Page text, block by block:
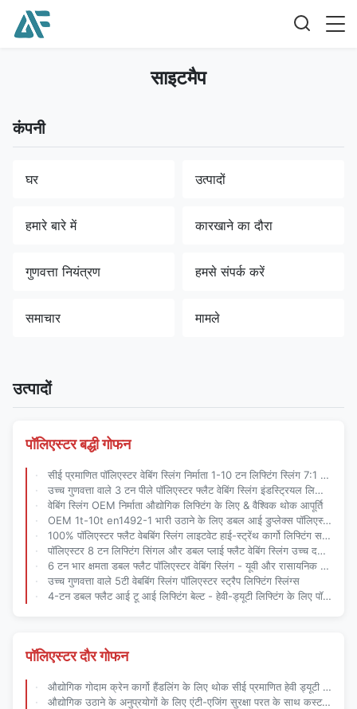
साइटमैप
कंपनी
घर उत्पादों
हमारे बारे में कारखाने का दौरा
गुणवत्ता नियंत्रण हमसे संपर्क करें
समाचार मामले
उत्पादों
पॉलिएस्टर बद्धी गोफन
सीई प्रमाणित पॉलिएस्टर वेबिंग स्लिंग निर्माता 1-10 टन लिफ्टिंग स्लिंग 7:1 सुरक्षा कारक के साथ
उच्च गुणवत्ता वाले 3 टन पीले पॉलिएस्टर फ्लैट वेबिंग स्लिंग इंडस्ट्रियल लिफ्टिंग के लिए
वेबिंग स्लिंग OEM निर्माता औद्योगिक लिफ्टिंग के लिए & वैश्विक थोक आपूर्ति
OEM 1t-10t en1492-1 भारी उठाने के लिए डबल आई डुप्लेक्स पॉलिएस्टर फ्लैट वेबिंग स्लिंग
100% पॉलिएस्टर फ्लैट वेबबिंग स्लिंग लाइटवेट हाई-स्ट्रेंथ कार्गो लिफ्टिंग समाधान
पॉलिएस्टर 8 टन लिफ्टिंग सिंगल और डबल प्लाई फ्लैट वेबिंग स्लिंग उच्च दक्षता भार नियंत्रण
6 टन भार क्षमता डबल फ्लैट पॉलिएस्टर वेबिंग स्लिंग - यूवी और रासायनिक प्रतिरोधी लिफ्टिंग बेल्ट
उच्च गुणवत्ता वाले 5टी वेबबिंग स्लिंग पॉलिएस्टर स्ट्रैप लिफ्टिंग स्लिंग्स
4-टन डबल फ्लैट आई टू आई लिफ्टिंग बेल्ट - हेवी-ड्यूटी लिफ्टिंग के लिए पॉलिएस्टर वेबिंग स्लिंग
पॉलिएस्टर दौर गोफन
औद्योगिक गोदाम क्रेन कार्गो हैंडलिंग के लिए थोक सीई प्रमाणित हेवी ड्यूटी पॉलिएस्टर एंडलेस राउंड लिफ्टिंग स्लिंग
औद्योगिक उठाने के अनुप्रयोगों के लिए एंटी-एजिंग सुरक्षा परत के साथ कस्टम राउंड वेबिंग स्लिंग